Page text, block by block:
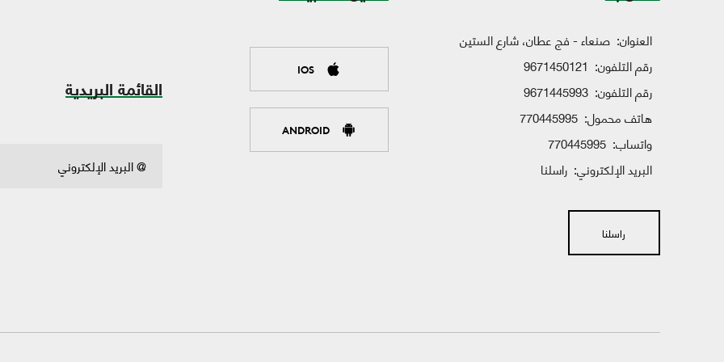
العنوان: صنعاء - فج عطان، شارع الستين
رقم التلفون: 9671450121
رقم التلفون: 9671445993
هاتف محمول: 770445995
واتساب: 770445995
البريد الإلكتروني: راسلنا
راسلنا
IOS
ANDROID
القائمة البريدية